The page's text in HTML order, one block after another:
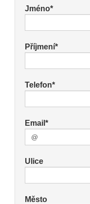
Jméno*
Příjmení*
Telefon*
Email*
Ulice
Město